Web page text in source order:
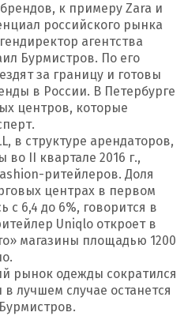
к примеру Zara и
российского рынка
агентства
Бурмистров. По его
за границу и готовы
в России. В Петербурге
центров, которые
в структуре арендаторов,
II квартале 2016 г.,
ритейлеров. Доля
центрах в первом
с 6,4 до 6%, говорится в
Uniqlo откроет в
магазины площадью 1200
рынок одежды сократился
в лучшем случае останется